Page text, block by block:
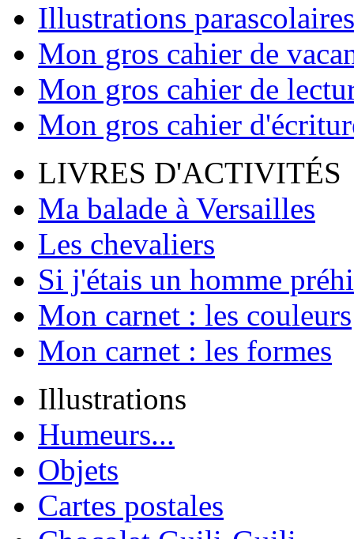
Illustrations parascolaires
Mon gros cahier de
Mon gros cahier de
Mon gros cahier
LIVRES D'ACTIVITÉS
Ma balade à Versailles
Les chevaliers
Si j'étais un homme
Mon carnet : les couleurs
Mon carnet : les formes
Illustrations
Humeurs...
Objets
Cartes postales